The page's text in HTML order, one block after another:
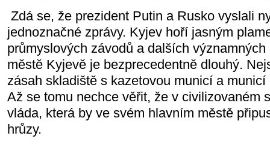
Zdá se, že prezident Putin a Rusko vyslali
jednoznačné zprávy. Kyjev hoří jasným
průmyslových závodů a dalších
městě Kyjevě je bezprecedentně dlouhý.
zásah skladiště s kazetovou municí a
Až se tomu nechce věřit, že v civilizovaném
vláda, která by ve svém hlavním městě
hrůzy.